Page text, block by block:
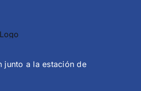
junto a la estación de